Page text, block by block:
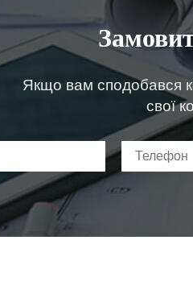
Якщо вам сподобався
свої